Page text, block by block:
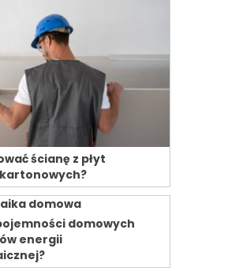
ścianę z płyt
domowych
energii